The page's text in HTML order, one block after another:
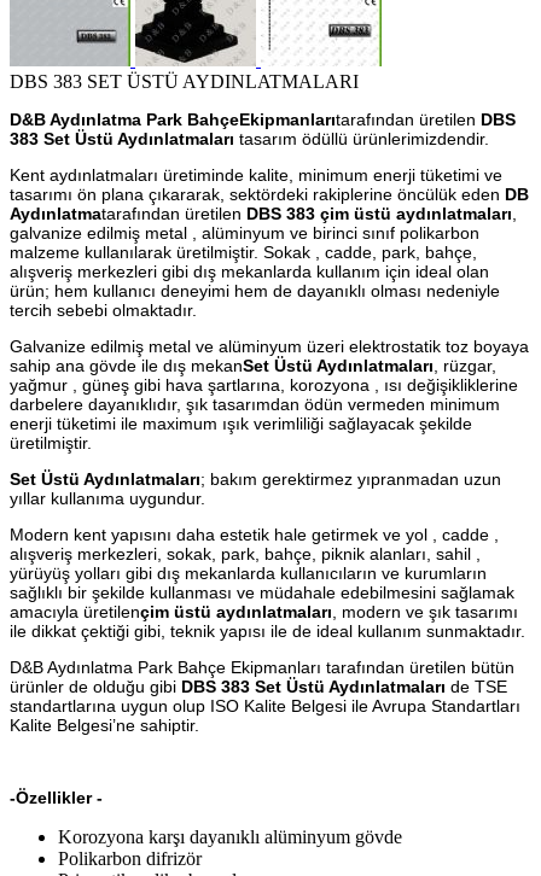
DBS 383 SET ÜSTÜ AYDINLATMALARI
D&B Aydınlatma Park BahçeEkipmanlarıtarafından üretilen DBS
383 Set Üstü Aydınlatmaları tasarım ödüllü ürünlerimizdendir.
Kent aydınlatmaları üretiminde kalite, minimum enerji tüketimi ve
tasarımı ön plana çıkararak, sektördeki rakiplerine öncülük eden DB
Aydınlatmatarafından üretilen DBS 383 çim üstü aydınlatmaları
galvanize edilmiş metal , alüminyum ve birinci sınıf polikarbon
malzeme kullanılarak üretilmiştir. Sokak , cadde, park, bahçe,
alışveriş merkezleri gibi dış mekanlarda kullanım için ideal olan
ürün; hem kullanıcı deneyimi hem de dayanıklı olması nedeniyle
tercih sebebi olmaktadır.
Galvanize edilmiş metal ve alüminyum üzeri elektrostatik toz boyaya
sahip ana gövde ile dış mekanSet Üstü Aydınlatmaları , rüzgar,
yağmur , güneş gibi hava şartlarına, korozyona , ısı değişikliklerine
darbelere dayanıklıdır, şık tasarımdan ödün vermeden minimum
enerji tüketimi ile maximum ışık verimliliği sağlayacak şekilde
üretilmiştir.
Set Üstü Aydınlatmaları; bakım gerektirmez yıpranmadan uzun
yıllar kullanıma uygundur.
Modern kent yapısını daha estetik hale getirmek ve yol , cadde ,
alışveriş merkezleri, sokak, park, bahçe, piknik alanları, sahil ,
yürüyüş yolları gibi dış mekanlarda kullanıcıların ve kurumların
sağlıklı bir şekilde kullanması ve müdahale edebilmesini sağlamak
amacıyla üretilençim üstü aydınlatmaları , modern ve şık tasarımı
ile dikkat çektiği gibi, teknik yapısı ile de ideal kullanım sunmaktadır.
D&B Aydınlatma Park Bahçe Ekipmanları tarafından üretilen bütün
ürünler de olduğu gibi DBS 383 Set Üstü Aydınlatmaları de TSE
standartlarına uygun olup ISO Kalite Belgesi ile Avrupa Standartları
Kalite Belgesi’ne sahiptir.
-Özellikler -
Korozyona karşı dayanıklı alüminyum gövde
Polikarbon difrizör